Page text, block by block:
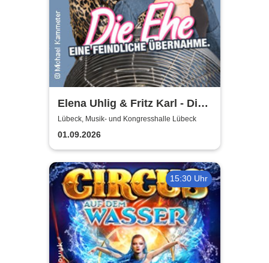
Elena Uhlig & Fritz Karl - Die
Ehe - eine feindliche
Übernahme
Lübeck, Musik- und Kongresshalle Lübeck
01.09.2026
15:30 Uhr